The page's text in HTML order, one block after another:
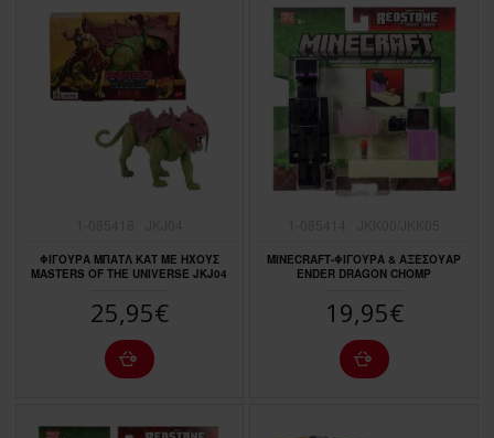
ΦΙΓΟΥΡΑ ΜΠΑΤΛ ΚΑΤ ΜΕ ΗΧΟΥΣ
MASTERS OF THE UNIVERSE JKJ04
25,95€
MINECRAFT-ΦΙΓΟΥΡΑ & ΑΞΕΣΟΥΑΡ
ENDER DRAGON CHOMP
19,95€